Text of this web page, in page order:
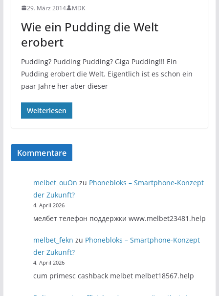
29. März 2014 MDK
Wie ein Pudding die Welt
erobert
Pudding? Pudding Pudding? Giga Pudding!!! Ein
Pudding erobert die Welt. Eigentlich ist es schon ein
paar Jahre her aber dieser
Weiterlesen
Kommentare
melbet_ouOn zu Phonebloks – Smartphone-Konzept
der Zukunft?
4. April 2026
мелбет телефон поддержки www.melbet23481.help
melbet_fekn zu Phonebloks – Smartphone-Konzept
der Zukunft?
4. April 2026
cum primesc cashback melbet melbet18567.help